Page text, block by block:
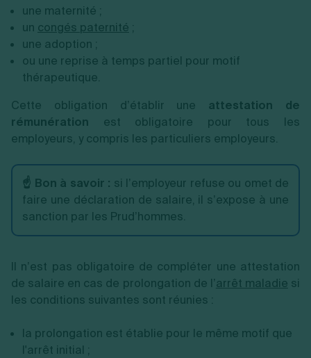
une maternité ;
un congés paternité ;
une adoption ;
ou une reprise à temps partiel pour motif
thérapeutique.
Cette obligation d’établir une attestation de
rémunération est obligatoire pour tous les
employeurs, y compris les particuliers employeurs.
☝️ Bon à savoir : si l’employeur refuse ou omet de
faire une déclaration de salaire, il s’expose à une
sanction par les Prud’hommes.
Il n’est pas obligatoire de compléter une attestation
de salaire en cas de prolongation de l’arrêt maladie si
les conditions suivantes sont réunies :
la prolongation est établie pour le même motif que
l'arrêt initial ;